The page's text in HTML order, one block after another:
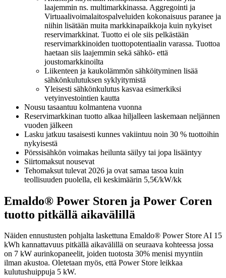
laajemmin ns. multimarkkinassa. Aggregointi ja
Virtuaalivoimalaitospalveluiden kokonaisuus paranee ja
niihin lisätään muita markkinapaikkoja kuin nykyiset
reservimarkkinat. Tuotto ei ole siis pelkästään
reservimarkkinoiden tuottopotentiaalin varassa. Tuottoa
haetaan siis laajemmin sekä sähkö- että
joustomarkkinoilta
Liikenteen ja kaukolämmön sähköityminen lisää
sähkönkulutuksen syklyitymistä
Yleisesti sähkönkulutus kasvaa esimerkiksi
vetyinvestointien kautta
Nousu tasaantuu kolmantena vuonna
Reservimarkkinan tuotto alkaa hiljalleen laskemaan neljännen
vuoden jälkeen
Lasku jatkuu tasaisesti kunnes vakiintuu noin 30 % tuottoihin
nykyisestä
Pörssisähkön voimakas heilunta säilyy tai jopa lisääntyy
Siirtomaksut nousevat
Tehomaksut tulevat 2026 ja ovat samaa tasoa kuin
teollisuuden puolella, eli keskimäärin 5,5€/kW/kk
Emaldo® Power Storen ja Power Coren
tuotto pitkällä aikavälillä
Näiden ennustusten pohjalta laskettuna Emaldo® Power Store AI 15
kWh kannattavuus pitkällä aikavälillä on seuraava kohteessa jossa
on 7 kW aurinkopaneelit, joiden tuotosta 30% menisi myyntiin
ilman akustoa. Oletetaan myös, että Power Store leikkaa
kulutushuippuja 5 kW.